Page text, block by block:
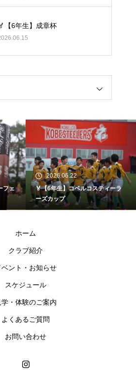
、身体のケア
【6年生】成章杯
フェ
2026.06.22
🏅【6年生】コベルコスティーラ
ーズカップ
ホーム
クラブ紹介
ベント・お知らせ
スケジュール
学・体験のご案内
よくあるご質問
お問い合わせ